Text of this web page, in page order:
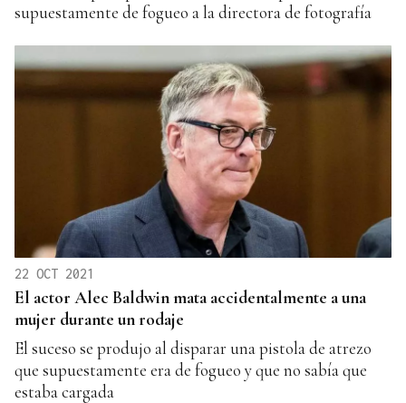
supuestamente de fogueo a la directora de fotografía
22 OCT 2021
El actor Alec Baldwin mata accidentalmente a una
mujer durante un rodaje
El suceso se produjo al disparar una pistola de atrezo
que supuestamente era de fogueo y que no sabía que
estaba cargada